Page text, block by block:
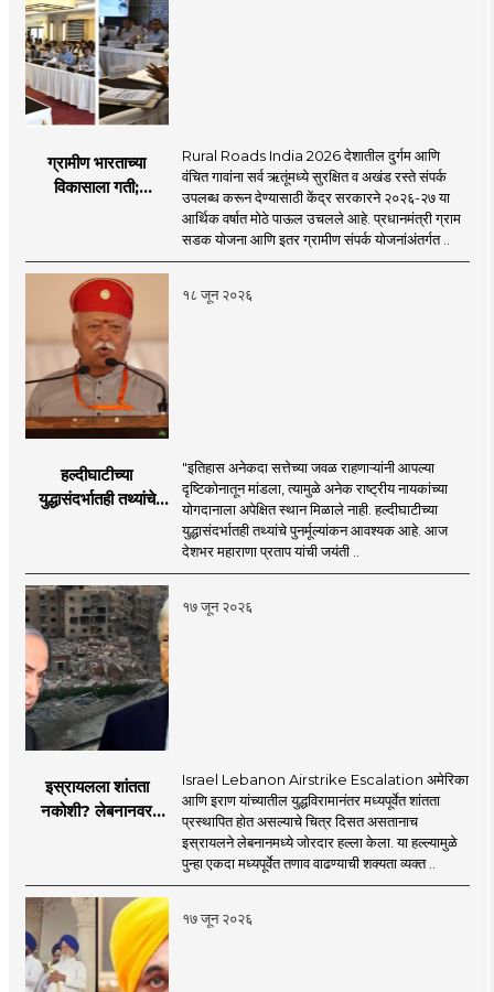
ग्रामीण भारताच्या
विकासाला गती;
लक्ष्य!
Rural Roads India 2026 देशातील दुर्गम आणि
वंचित गावांना सर्व ऋतूंमध्ये सुरक्षित व अखंड रस्ते संपर्क
उपलब्ध करून देण्यासाठी केंद्र सरकारने २०२६-२७ या
आर्थिक वर्षात मोठे पाऊल उचलले आहे. प्रधानमंत्री ग्राम
सडक योजना आणि इतर ग्रामीण संपर्क योजनांअंतर्गत ..
१८ जून २०२६
हल्दीघाटीच्या
युद्धासंदर्भातही तथ्यांचे
मोहनजी भागवत
"इतिहास अनेकदा सत्तेच्या जवळ राहणाऱ्यांनी आपल्या
दृष्टिकोनातून मांडला, त्यामुळे अनेक राष्ट्रीय नायकांच्या
योगदानाला अपेक्षित स्थान मिळाले नाही. हल्दीघाटीच्या
युद्धासंदर्भातही तथ्यांचे पुनर्मूल्यांकन आवश्यक आहे. आज
देशभर महाराणा प्रताप यांची जयंती ..
१७ जून २०२६
इस्रायलला शांतता
नकोशी? लेबनानवर
इराण-अमेरिकेत आरोप-
प्रत्यारोप
Israel Lebanon Airstrike Escalation अमेरिका
आणि इराण यांच्यातील युद्धविरामानंतर मध्यपूर्वेत शांतता
प्रस्थापित होत असल्याचे चित्र दिसत असतानाच
इस्रायलने लेबनानमध्ये जोरदार हल्ला केला. या हल्ल्यामुळे
पुन्हा एकदा मध्यपूर्वेत तणाव वाढण्याची शक्यता व्यक्त ..
१७ जून २०२६